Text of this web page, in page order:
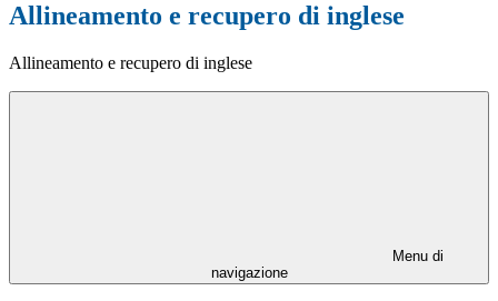
Allineamento e recupero di inglese
Allineamento e recupero di inglese
Menu di
navigazione